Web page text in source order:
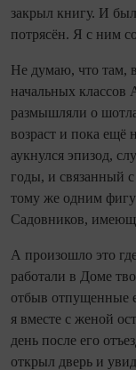
закрыл книгу. И
потрясён. Я с ним
Не думаю, что там,
начальных классов
размышляли о
возраст и пока ещё
аукнулся эпизод,
годы, и связанный
тому же одним
Садовников,
А произошло это
работали в Доме
отбыв отпущенные
я вместе с женой
день после его
открыл дверь и